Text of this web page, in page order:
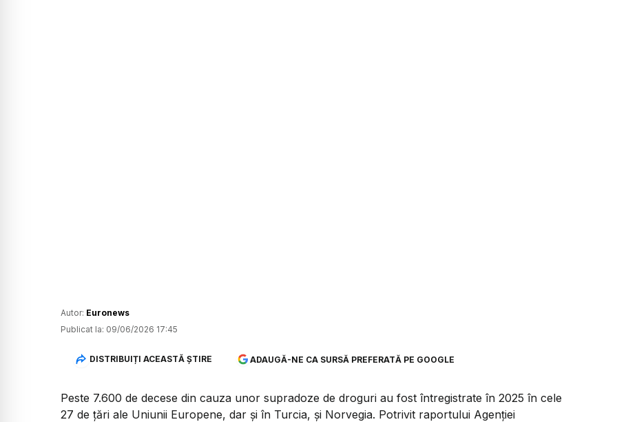
Autor: Euronews
Publicat la: 09/06/2026 17:45
DISTRIBUIȚI ACEASTĂ ȘTIRE ADAUGĂ-NE CA SURSĂ PREFERATĂ PE GOOGLE
Peste 7.600 de decese din cauza unor supradoze de droguri au fost întregistrate în 2025 în cele
27 de țări ale Uniunii Europene, dar și în Turcia, și Norvegia. Potrivit raportului Agenției